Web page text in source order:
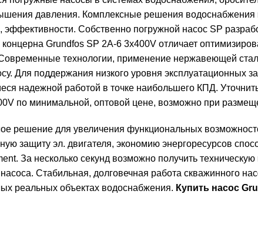
давления. Комплексные решения водоснабжения
эффективности. Собственно погружной насос SP
Grundfos SP 2A-6 3x400V отличает
технологии, применение нержавеющей
Для поддержания низкого уровня эксплуатационных
надежной работой в точке наибольшего КПД.
по минимальной, оптовой цене, возможно при
решение для увеличения функциональных
защиту эл. двигателя, экономию энергоресурсов
За несколько секунд возможно получить
Стабильная, долговечная работа скважинного
реальных объектах водоснабжения. Купить насос